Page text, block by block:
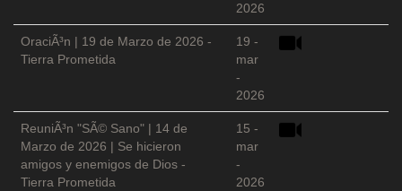
2026
OraciÃ³n | 19 de Marzo de 2026 -
Tierra Prometida
19 -
mar
-
2026
ReuniÃ³n "SÃ© Sano" | 14 de
Marzo de 2026 | Se hicieron
amigos y enemigos de Dios -
Tierra Prometida
15 -
mar
-
2026